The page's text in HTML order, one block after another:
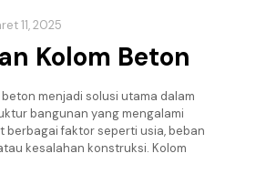
11, 2025
Kolom Beton
menjadi solusi utama dalam
bangunan yang mengalami
berbagai faktor seperti usia, beban
kesalahan konstruksi. Kolom